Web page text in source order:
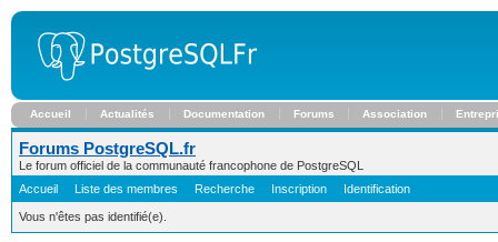
Accueil Actualités Documentation Forums Association
Forums PostgreSQL.fr
Le forum officiel de la communauté francophone de PostgreSQL
Accueil
Liste des membres Recherche Inscription Identification
Vous n'êtes pas identifié(e).